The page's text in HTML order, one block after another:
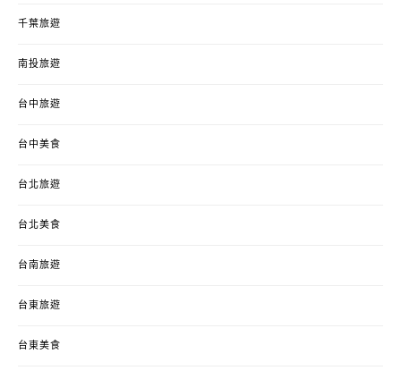
千葉旅遊
南投旅遊
台中旅遊
台中美食
台北旅遊
台北美食
台南旅遊
台東旅遊
台東美食